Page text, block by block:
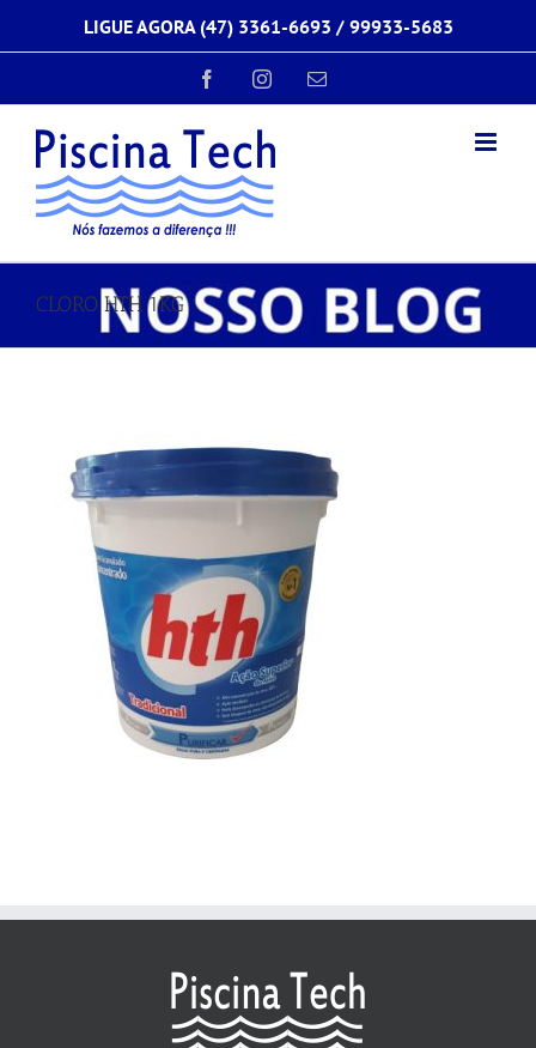
o
LIGUE AGORA (47) 3361-6693 / 99933-5683
FacebookInstagram
E-
CLORO HTH 1KG